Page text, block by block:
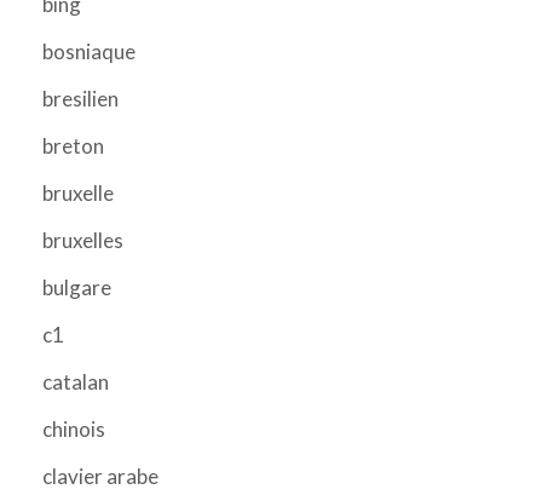
bosniaque
bresilien
breton
bruxelle
bruxelles
bulgare
c1
catalan
chinois
clavier arabe